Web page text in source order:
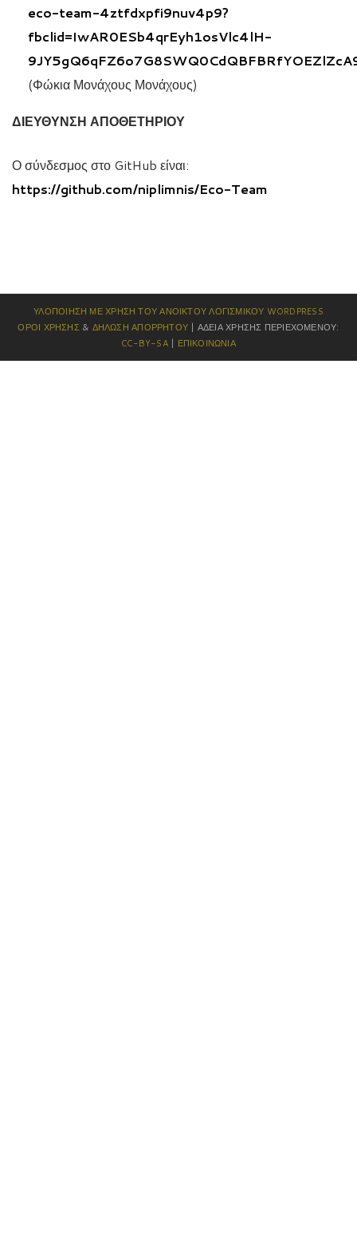
eco-team-4ztfdxpfi9nuv4p9?
fbclid=IwAR0ESb4qrEyh1osVlc4lH-
(Φώκια Μονάχους Μονάχους)
ΔΙΕΥΘΥΝΣΗ ΑΠΟΘΕΤΗΡΙΟΥ
Ο σύνδεσμος στο GitHub είναι:
https://github.com/niplimnis/Eco-Team
ΥΛΟΠΟΊΗΣΗ ΜΕ ΧΡΉΣΗ ΤΟΥ ΑΝΟΙΚΤΟΎ ΛΟΓΙΣΜΙΚΟΎ WORDPRESS
ΌΡΟΙ ΧΡΉΣΗΣ& ΔΉΛΩΣΗ ΑΠΟΡΡΉΤΟΥ | ΆΔΕΙΑ ΧΡΉΣΗΣ ΠΕΡΙΕΧΟΜΈΝΟΥ:
CC-BY-SA| ΕΠΙΚΟΙΝΩΝΊΑ